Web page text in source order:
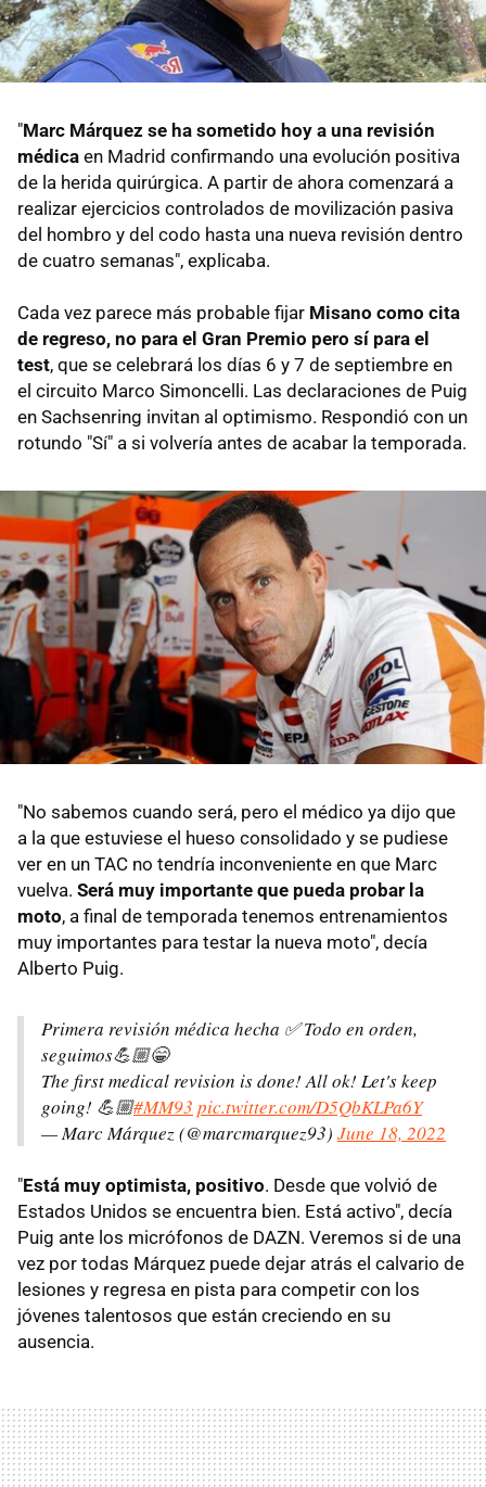
"Marc Márquez se ha sometido hoy a una revisión
médica en Madrid confirmando una evolución positiva
de la herida quirúrgica. A partir de ahora comenzará a
realizar ejercicios controlados de movilización pasiva
del hombro y del codo hasta una nueva revisión dentro
de cuatro semanas", explicaba.
Cada vez parece más probable fijar Misano como cita
de regreso, no para el Gran Premio pero sí para el
test, que se celebrará los días 6 y 7 de septiembre en
el circuito Marco Simoncelli. Las declaraciones de Puig
en Sachsenring invitan al optimismo. Respondió con un
rotundo "Sí" a si volvería antes de acabar la temporada.
"No sabemos cuando será, pero el médico ya dijo que
a la que estuviese el hueso consolidado y se pudiese
ver en un TAC no tendría inconveniente en que Marc
vuelva. Será muy importante que pueda probar la
moto, a final de temporada tenemos entrenamientos
muy importantes para testar la nueva moto", decía
Alberto Puig.
Primera revisión médica hecha ✅ Todo en orden,
seguimos💪🏼😁
The first medical revision is done! All ok! Let's keep
going! 💪🏼#MM93 pic.twitter.com/D5QbKLPa6Y
— Marc Márquez (@marcmarquez93) June 18, 2022
"Está muy optimista, positivo. Desde que volvió de
Estados Unidos se encuentra bien. Está activo", decía
Puig ante los micrófonos de DAZN. Veremos si de una
vez por todas Márquez puede dejar atrás el calvario de
lesiones y regresa en pista para competir con los
jóvenes talentosos que están creciendo en su
ausencia.